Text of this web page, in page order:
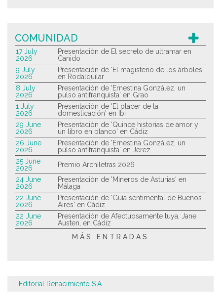
COMUNIDAD
17 July
2026
Presentación de El secreto de ultramar en
Canido
9 July
2026
Presentación de 'El magisterio de los árboles'
en Rodalquilar
8 July
2026
Presentación de 'Ernestina González, un
pulso antifranquista' en Grao
1 July
2026
Presentación de 'El placer de la
domesticación' en Ibi
29 June
2026
Presentación de 'Quince historias de amor y
un libro en blanco' en Cádiz
26 June
2026
Presentación de 'Ernestina González, un
pulso antifranquista' en Jerez
25 June
2026
Premio Archiletras 2026
24 June
2026
Presentación de 'Mineros de Asturias' en
Málaga
22 June
2026
Presentación de 'Guía sentimental de Buenos
Aires' en Cádiz
22 June
2026
Presentación de Afectuosamente tuya, Jane
Austen, en Cádiz
MÁS ENTRADAS
Editorial Renacimiento S.A.